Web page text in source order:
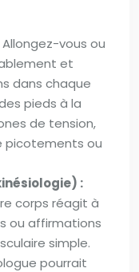
Allongez-vous ou
et
dans chaque
pieds à la
de tension,
picotements ou
:
corps réagit à
ou affirmations
simple.
pourrait